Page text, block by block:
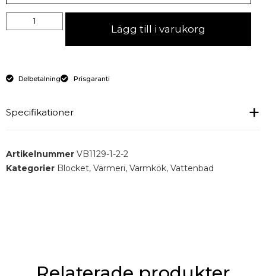
Lägg till i varukorg
Delbetalning Prisgaranti
Specifikationer
Effekt : 5,0 kW
Artikelnummer VB1129-1-2-2
Kategorier Blocket, Värmeri, Varmkök, Vattenbad